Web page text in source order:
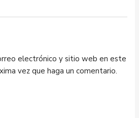
electrónico y sitio web en este
vez que haga un comentario.